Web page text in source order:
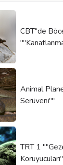
CBT"de
Animal
Serüveni""
TRT 1